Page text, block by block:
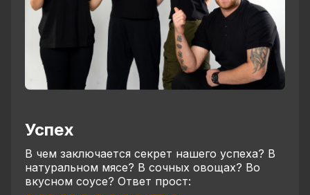
Успех
В чем заключается секрет нашего успеха? В
натуральном мясе? В сочных овощах? Во
вкусном соусе? Ответ прост: